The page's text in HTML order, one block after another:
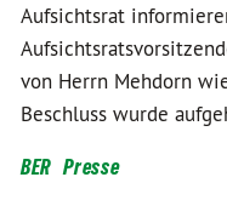
Aufsichtsrat
von Herrn Mehdorn
Beschluss wurde
BER Presse